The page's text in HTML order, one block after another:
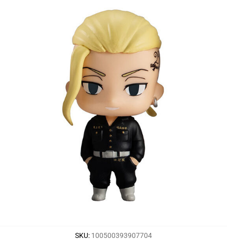
SKU: 100500393907704